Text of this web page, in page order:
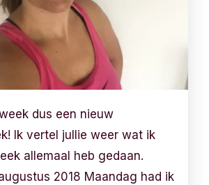
dus een nieuw
Ik vertel jullie weer wat ik
allemaal heb gedaan.
2018 Maandag had ik